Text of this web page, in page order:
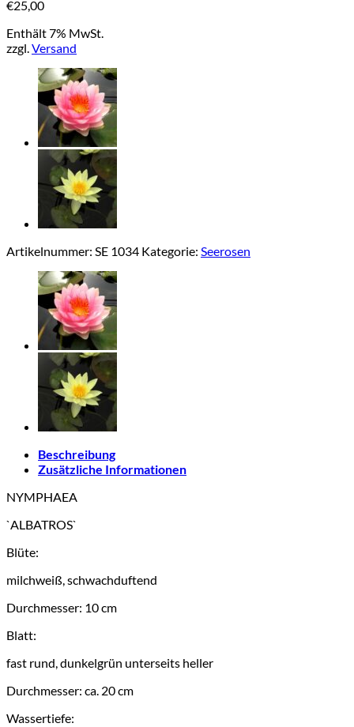
€25,00
Enthält 7% MwSt.
zzgl.Versand
Artikelnummer: SE 1034 Kategorie: Seerosen
Beschreibung
Zusätzliche Informationen
NYMPHAEA
`ALBATROS`
Blüte:
milchweiß, schwachduftend
Durchmesser: 10 cm
Blatt:
fast rund, dunkelgrün unterseits heller
Durchmesser: ca. 20 cm
Wassertiefe: